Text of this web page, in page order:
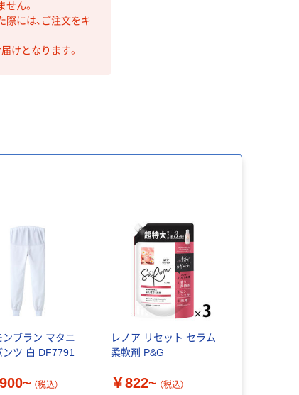
ん。
には、ご注文をキ
けとなります。
ンブラン マタニ
ンツ 白 DF7791
（税込）
レノア リセット セラム
柔軟剤 P&G
￥822~ （税込）